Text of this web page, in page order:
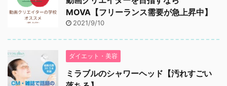
MOVA【フリーランス需要が急上昇中】
2021/9/10
ダイエット・美容
ミラブルのシャワーヘッド【汚れすごい